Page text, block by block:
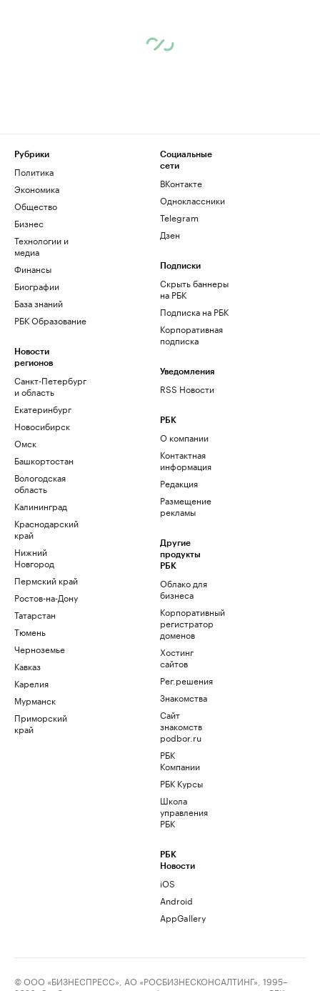
Рубрики
Политика
Экономика
Общество
Бизнес
Технологии и
медиа
Финансы
Биографии
База знаний
РБК Образование
Новости
регионов
Санкт-Петербург
и область
Екатеринбург
Новосибирск
Омск
Башкортостан
Вологодская
область
Калининград
Краснодарский
край
Нижний
Новгород
Пермский край
Ростов-на-Дону
Татарстан
Тюмень
Черноземье
Кавказ
Карелия
Мурманск
Приморский
край
Социальные
сети
ВКонтакте
Одноклассники
Telegram
Дзен
Подписки
Скрыть баннеры
на РБК
Подписка на РБК
Корпоративная
подписка
Уведомления
RSS Новости
РБК
О компании
Контактная
информация
Редакция
Размещение
рекламы
Другие
продукты
РБК
Облако для
бизнеса
Корпоративный
регистратор
доменов
Хостинг
сайтов
Рег.решения
Знакомства
Сайт
знакомств
podbor.ru
РБК
Компании
РБК Курсы
Школа
управления
РБК
РБК
Новости
iOS
Android
AppGallery
© ООО «БИЗНЕСПРЕСС», АО «РОСБИЗНЕСКОНСАЛТИНГ», 1995–